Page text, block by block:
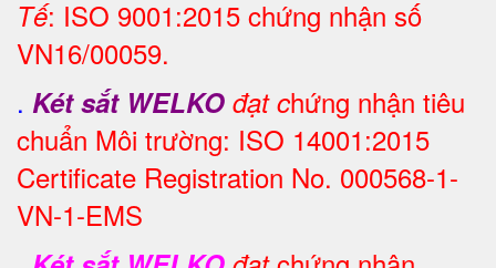
Tế: ISO 9001:2015 chứng nhận số
VN16/00059.
. Két sắt WELKO đạt chứng nhận tiêu
chuẩn Môi trường: ISO 14001:2015
Certificate Registration No. 000568-1-
VN-1-EMS